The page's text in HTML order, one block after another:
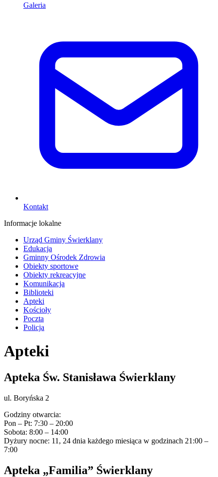
Galeria
Kontakt
Informacje lokalne
Urząd Gminy Świerklany
Edukacja
Gminny Ośrodek Zdrowia
Obiekty sportowe
Obiekty rekreacyjne
Komunikacja
Biblioteki
Apteki
Kościoły
Poczta
Policja
Apteki
Apteka Św. Stanisława Świerklany
ul. Boryńska 2
Godziny otwarcia:
Pon – Pt: 7:30 – 20:00
Sobota: 8:00 – 14:00
Dyżury nocne: 11, 24 dnia każdego miesiąca w godzinach 21:00 –
7:00
Apteka „Familia” Świerklany